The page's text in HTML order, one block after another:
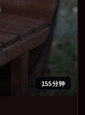
155分钟